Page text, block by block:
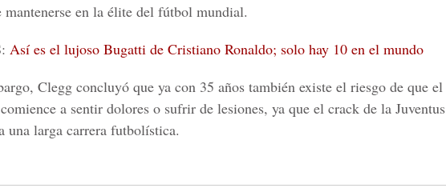
mantenerse en la élite del fútbol mundial.
Así es el lujoso Bugatti de Cristiano Ronaldo; solo hay 10 en el mundo
Clegg concluyó que ya con 35 años también existe el riesgo de que el
a sentir dolores o sufrir de lesiones, ya que el crack de la Juventus
una larga carrera futbolística.